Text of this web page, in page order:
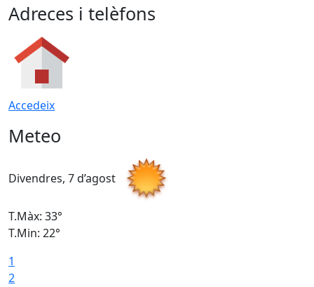
Adreces i telèfons
Accedeix
Meteo
Divendres, 7 d’agost
T.Màx: 33°
T.Min: 22°
1
2